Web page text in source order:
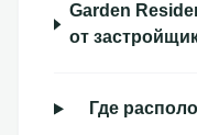
Garden
от
Где